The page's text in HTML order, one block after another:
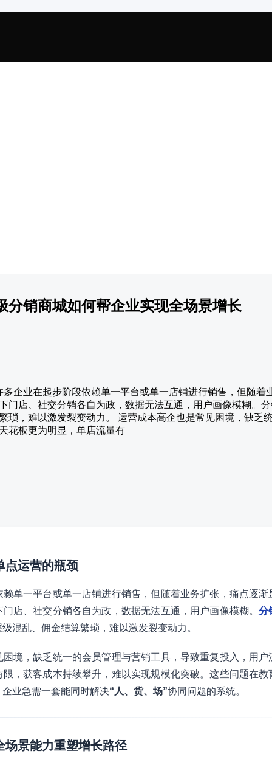
分销商城如何帮企业实现全场景增长
企业在起步阶段依赖单一平台或单一店铺进行销售，但随着
门店、社交分销各自为政，数据无法互通，用户画像模糊。
琐，难以激发裂变动力。 运营成本高企也是常见困境，缺乏
花板更为明显，单店流量有
点运营的瓶颈
单一平台或单一店铺进行销售，但随着业务扩张，痛点逐渐
店、社交分销各自为政，数据无法互通，用户画像模糊。分
混乱、佣金结算繁琐，难以激发裂变动力。
境，缺乏统一的会员管理与营销工具，导致重复投入，用
，获客成本持续攀升，难以实现规模化突破。这些问题在
业急需一套能同时解决“人、货、场”协同问题的系统。
场景能力重塑增长路径